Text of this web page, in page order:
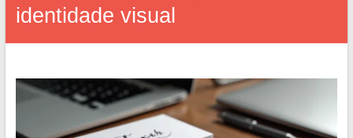
identidade visual